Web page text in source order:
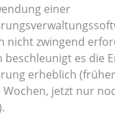
einer
nicht zwingend
beschleunigt es die
erheblich
jetzt nur